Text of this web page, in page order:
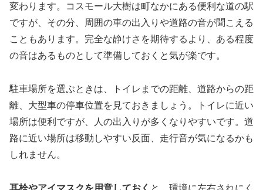
変わります。コスモール大樹は町なかにある便利な道の駅
ですが、その分、周囲の車の出入りや道路の音が聞こえる
こともあります。完全な静けさを期待するより、ある程度
の音はあるものとして準備しておくと気が楽です。
駐車場所を選ぶときは、トイレまでの距離、道路からの距
離、大型車の停車位置を見ておきましょう。トイレに近い
場所は便利ですが、人の出入りが多くなりやすいです。道
路に近い場所は移動しやすい反面、走行音が気になるかも
しれません。
耳栓やアイマスクを用意しておく と、環境に左右されにく